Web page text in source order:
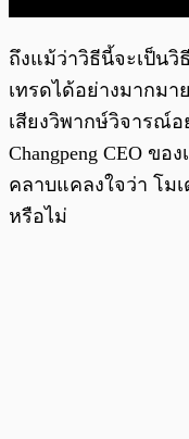
ถึงแม้ว่าวิธีนี้จะเป็นวิ
เทรดได้อย่างมากม
เสียงวิพากษ์วิจารณ์อ
Changpeng CEO ขอ
คลาบแคลงใจว่า โม
หรือไม่